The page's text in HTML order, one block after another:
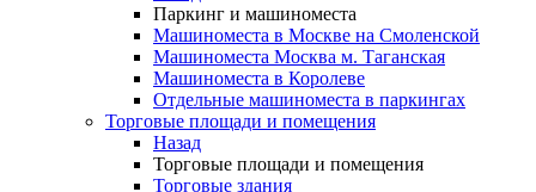
Паркинг и машиноместа
Машиноместа в Москве на Смоленской
Машиноместа Москва м. Таганская
Машиноместа в Королеве
Отдельные машиноместа в паркингах
Торговые площади и помещения
Назад
Торговые площади и помещения
Торговые здания